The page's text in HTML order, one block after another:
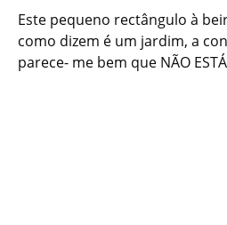
Este pequeno rectângulo à
como dizem é um jardim, a
parece- me bem que NÃO ESTÁ